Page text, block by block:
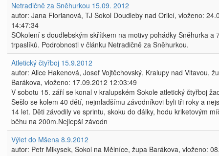
Netradičně za Sněhurkou 15.09. 2012
autor: Jana Florianová, TJ Sokol Doudleby nad Orlicí, vloženo:
14:47:34
SOkolení s doudlebským skřítkem na motivy pohádky Sněhurka a
trpaslíků. Podrobnosti v článku Netradičně za Sněhurkou.
Atletický čtyřboj 15.9.2012
autor: Alice Hakenová, Josef Vojtěchovský, Kralupy nad Vltavou,
Barákova, vloženo: 17.09.2012 12:03:49
V sobotu 15. září se konal v kralupském Sokole atletický čtyřboj
Sešlo se kolem 40 dětí, nejmladšímu závodníkovi byli tři roky a
14 let. Děti závodily ve sprintu, skoku do dálky, hodu kriketovým
běhu na 200m.Nejlepší závodn
Výlet do Mšena 8.9.2012
autor: Petr Mikysek, Sokol na Mělníce, župa Barákova, vloženo: